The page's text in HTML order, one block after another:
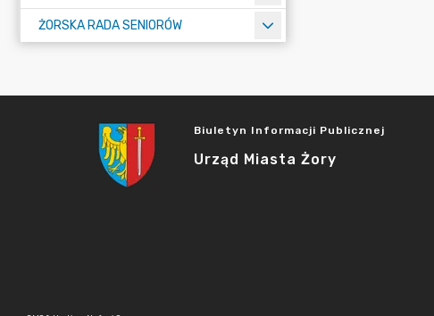
ŻORSKA RADA SENIORÓW
Biuletyn Informacji Publicznej
Urząd Miasta Żory